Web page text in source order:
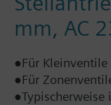
mm, AC
●Für Kleinventile
●Für